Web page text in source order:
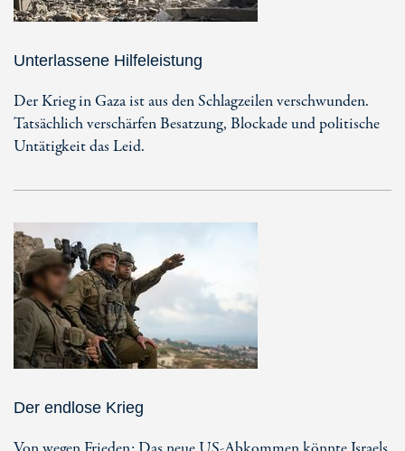
Unterlassene Hilfeleistung
Der Krieg in Gaza ist aus den Schlagzeilen verschwunden.
Tatsächlich verschärfen Besatzung, Blockade und politische
Untätigkeit das Leid.
Der endlose Krieg